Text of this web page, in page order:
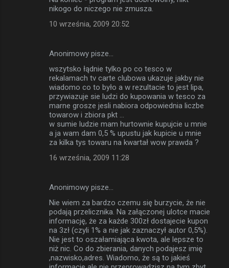
nikogo do niczego nie zmusza.
10 września, 2009 20:52
Anonimowy pisze…
wszytsko łądnie tylko po co tesco w
rekalamach tv carte clubowa ukazuje jakby nie
wiadomo co to było a w rezultacie to jest lipa,
przywiazuje sie ludzi do kupowania w tesco za
marne grosze jesli nabiora odpowiednia liczbe
towarow i zbiora pkt ...
w sumie ludzie mam hurtownie kupujcie u mnie
a ja wam dam 0,5 % upustu jak kupicie u mnie
za kilka tys towaru na kwartał wow prawda ?
16 września, 2009 11:28
Anonimowy pisze…
Nie wiem za bardzo czemu się burzycie, że nie
podają przelicznika. Na załączonej ulotce macie
informację, że za każde 300zł dostajecie kupon
na 3zł (czyli 1% a nie jak zaznaczył autor 0,5%).
Nie jest to oszałamiająca kwota, ale lepsze to
niż nic. Co do zbierania, danych podajesz imię
,nazwisko,adres. Wiadomo, że są to jakieś